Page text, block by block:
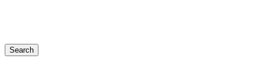
Search